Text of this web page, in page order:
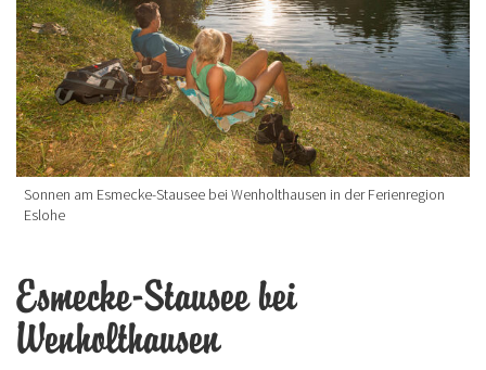
Sonnen am Esmecke-Stausee bei Wenholthausen in der Ferienregion
Eslohe
Esmecke-Stausee bei
Wenholthausen